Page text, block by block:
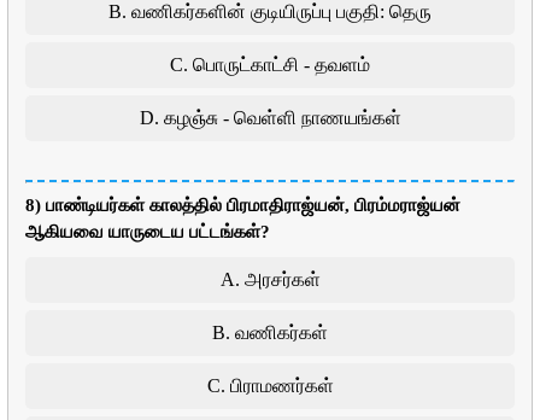
B. வணிகர்களின் குடியிருப்பு பகுதி: தெரு
C. பொருட்காட்சி - தவளம்
D. கழஞ்சு - வெள்ளி நாணயங்கள்
8) பாண்டியர்கள் காலத்தில் பிரமாதிராஜ்யன், பிரம்மராஜ்யன்
ஆகியவை யாருடைய பட்டங்கள்?
A. அரசர்கள்
B. வணிகர்கள்
C. பிராமணர்கள்